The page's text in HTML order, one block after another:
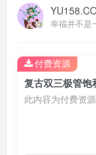
此内容为付费资
付费资源